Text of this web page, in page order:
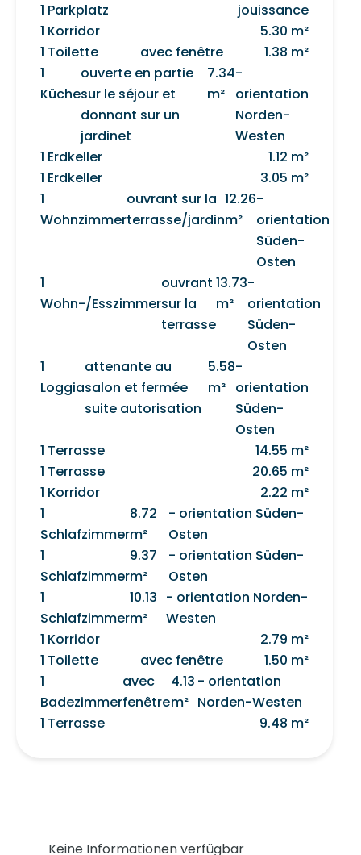
1 Parkplatz
jouissance
1 Korridor
5.30 m²
1 Toilette
avec fenêtre
1.38 m²
1
Küche
ouverte en partie
sur le séjour et
donnant sur un
jardinet
7.34
m²
-
orientation
Norden-
Westen
1 Erdkeller
1.12 m²
1 Erdkeller
3.05 m²
1
Wohnzimmer
ouvrant sur la
terrasse/jardin
12.26
m²
-
orientation
Süden-
Osten
1
Wohn-/Esszimmer
ouvrant
sur la
terrasse
13.73
m²
-
orientation
Süden-
Osten
1
Loggia
attenante au
salon et fermée
suite autorisation
5.58
m²
-
orientation
Süden-
Osten
1 Terrasse
14.55 m²
1 Terrasse
20.65 m²
1 Korridor
2.22 m²
1
Schlafzimmer
8.72
m²
- orientation Süden-
Osten
1
Schlafzimmer
9.37
m²
- orientation Süden-
Osten
1
Schlafzimmer
10.13
m²
- orientation Norden-
Westen
1 Korridor
2.79 m²
1 Toilette
avec fenêtre
1.50 m²
1
Badezimmer
avec
fenêtre
4.13
m²
- orientation
Norden-Westen
1 Terrasse
9.48 m²
Keine Informationen verfügbar